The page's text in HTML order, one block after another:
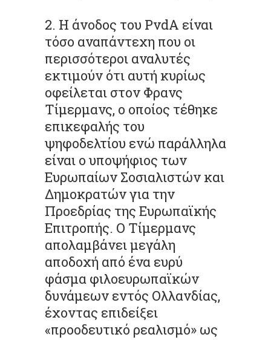
2. Η άνοδος του PvdA είναι
τόσο αναπάντεχη που οι
περισσότεροι αναλυτές
εκτιμούν ότι αυτή κυρίως
οφείλεται στον Φρανς
Τίμερμανς, ο οποίος τέθηκε
επικεφαλής του
ψηφοδελτίου ενώ παράλληλα
είναι ο υποψήφιος των
Ευρωπαίων Σοσιαλιστών και
Δημοκρατών για την
Προεδρίας της Ευρωπαϊκής
Επιτροπής. Ο Τίμερμανς
απολαμβάνει μεγάλη
αποδοχή από ένα ευρύ
φάσμα φιλοευρωπαϊκών
δυνάμεων εντός Ολλανδίας,
έχοντας επιδείξει
«προοδευτικό ρεαλισμό» ως